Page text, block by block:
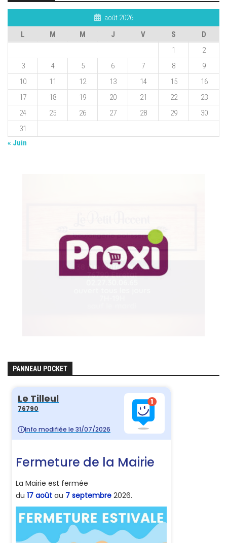
août 2026
L
M M J V S
D
1
2
3
4 5 6 7 8
9
10
11 12 13 14 15
16
17
18 19 20 21 22
23
24
25 26 27 28 29
30
31
« Juin
PANNEAU POCKET